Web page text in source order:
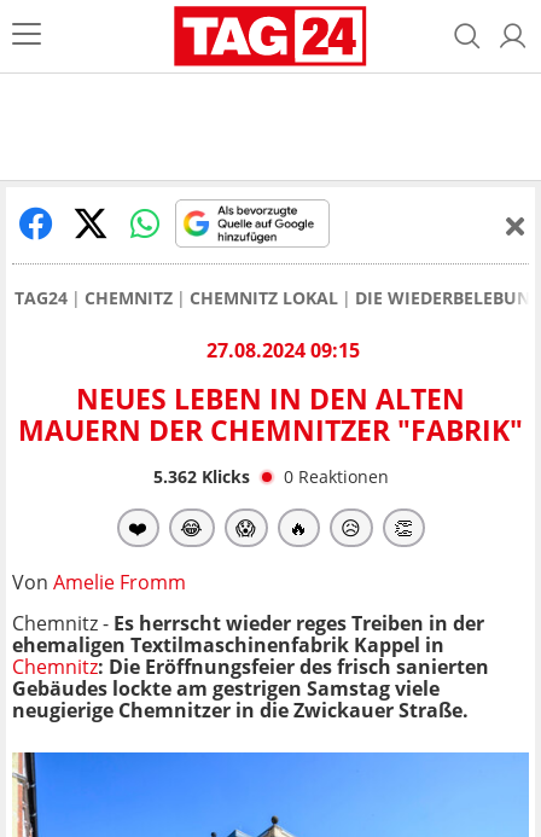
TAG24 CHEMNITZ CHEMNITZ LOKAL DIE
27.08.2024 09:15
NEUES LEBEN IN DEN ALTEN
MAUERN DER CHEMNITZER "FABRIK"
5.362Klicks 0 Reaktionen
❤️ 😂 😱 🔥 😥 👏
Von Amelie Fromm
Chemnitz - Es herrscht wieder reges Treiben in der
ehemaligen Textilmaschinenfabrik Kappel in
Chemnitz: Die Eröffnungsfeier des frisch sanierten
Gebäudes lockte am gestrigen Samstag viele
neugierige Chemnitzer in die Zwickauer Straße.